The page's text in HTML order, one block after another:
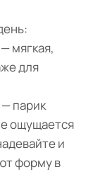
мягкая,
для
парик
ощущается
и
форму в